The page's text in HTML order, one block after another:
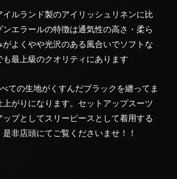
ルランド製のアイリッシュリネンに比
エラールの特徴は通気性の高さ・柔ら
よくやや光沢のある風合いでソフトな
最上級のクオリティにあります
ての生地がくすんだブラックを纏ってま
がりになります。セットアップスーツ
ップとしてスリーピースとして着用する
非店頭にてご覧くださいませ！！